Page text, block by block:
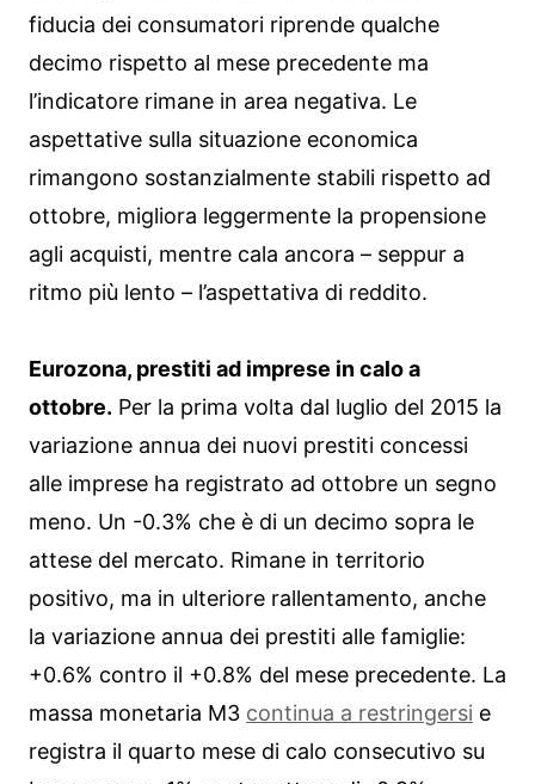
fiducia dei consumatori riprende qualche
decimo rispetto al mese precedente ma
l’indicatore rimane in area negativa. Le
aspettative sulla situazione economica
rimangono sostanzialmente stabili rispetto ad
ottobre, migliora leggermente la propensione
agli acquisti, mentre cala ancora – seppur a
ritmo più lento – l’aspettativa di reddito.
Eurozona, prestiti ad imprese in calo a
ottobre. Per la prima volta dal luglio del 2015 la
variazione annua dei nuovi prestiti concessi
alle imprese ha registrato ad ottobre un segno
meno. Un -0.3% che è di un decimo sopra le
attese del mercato. Rimane in territorio
positivo, ma in ulteriore rallentamento, anche
la variazione annua dei prestiti alle famiglie:
+0.6% contro il +0.8% del mese precedente. La
massa monetaria M3 continua a restringersi e
registra il quarto mese di calo consecutivo su